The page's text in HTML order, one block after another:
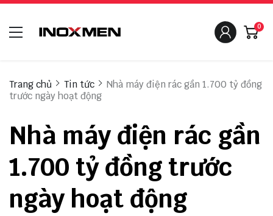
0
Trang chủ Tin tức
Nhà máy điện rác gần 1.700 tỷ đồng
trước ngày hoạt động
Nhà máy điện rác gần
1.700 tỷ đồng trước
ngày hoạt động